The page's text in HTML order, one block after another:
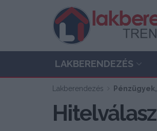
LAKBERENDEZÉS
Lakberendezés